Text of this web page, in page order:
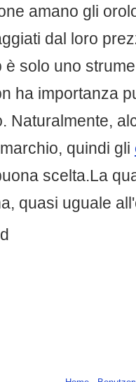
amano gli
dal loro
è solo uno
ha importanza
Naturalmente,
quindi gli
scelta.La
quasi uguale